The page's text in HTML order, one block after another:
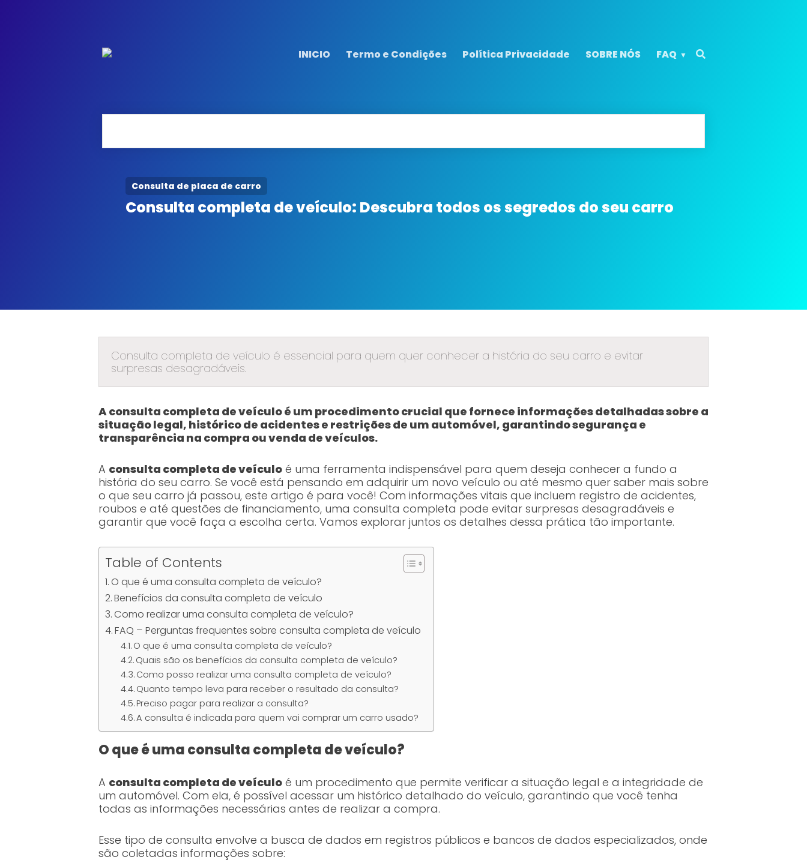
INICIO Termo e Condições Política Privacidade SOBRE NÓS FAQ
Consulta de placa de carro
Consulta completa de veículo: Descubra todos os segredos do seu carro
Consulta completa de veículo é essencial para quem quer conhecer a história do seu carro e evitar
surpresas desagradáveis.
A consulta completa de veículo é um procedimento crucial que fornece informações detalhadas sobre a
situação legal, histórico de acidentes e restrições de um automóvel, garantindo segurança e
transparência na compra ou venda de veículos.
A consulta completa de veículoé uma ferramenta indispensável para quem deseja conhecer a fundo a
história do seu carro. Se você está pensando em adquirir um novo veículo ou até mesmo quer saber mais sobre
o que seu carro já passou, este artigo é para você! Com informações vitais que incluem registro de acidentes,
roubos e até questões de financiamento, uma consulta completa pode evitar surpresas desagradáveis e
garantir que você faça a escolha certa. Vamos explorar juntos os detalhes dessa prática tão importante.
Table of Contents
O que é uma consulta completa de veículo?
Benefícios da consulta completa de veículo
Como realizar uma consulta completa de veículo?
FAQ – Perguntas frequentes sobre consulta completa de veículo
O que é uma consulta completa de veículo?
Quais são os benefícios da consulta completa de veículo?
Como posso realizar uma consulta completa de veículo?
Quanto tempo leva para receber o resultado da consulta?
Preciso pagar para realizar a consulta?
A consulta é indicada para quem vai comprar um carro usado?
O que é uma consulta completa de veículo?
A consulta completa de veículoé um procedimento que permite verificar a situação legal e a integridade de
um automóvel. Com ela, é possível acessar um histórico detalhado do veículo, garantindo que você tenha
todas as informações necessárias antes de realizar a compra.
Esse tipo de consulta envolve a busca de dados em registros públicos e bancos de dados especializados, onde
são coletadas informações sobre: